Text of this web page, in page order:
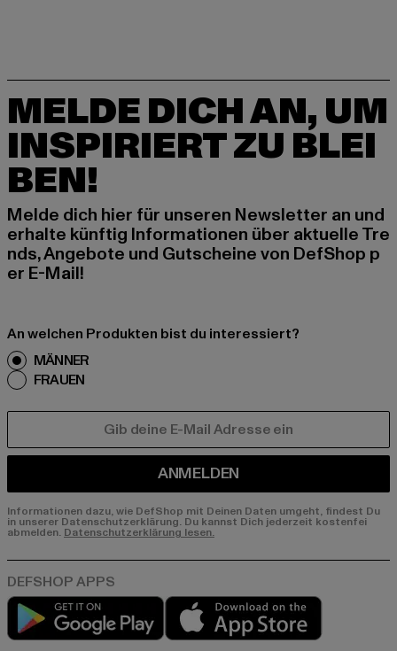
MELDE DICH AN, UM
INSPIRIERT ZU BLEI
BEN!
Melde dich hier für unseren Newsletter an und
erhalte künftig Informationen über aktuelle Tre
nds, Angebote und Gutscheine von DefShop p
er E-Mail!
An welchen Produkten bist du interessiert?
MÄNNER
FRAUEN
ANMELDEN
Informationen dazu, wie DefShop mit Deinen Daten umgeht, findest Du
in unserer Datenschutzerklärung. Du kannst Dich jederzeit kostenfei
abmelden. Datenschutzerklärung lesen.
Play market